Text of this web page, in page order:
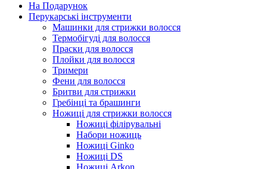
На Подарунок
Перукарські інструменти
Машинки для стрижки волосся
Термобігуді для волосся
Праски для волосся
Плойки для волосся
Тримери
Фени для волосся
Бритви для стрижки
Гребінці та брашинги
Ножиці для стрижки волосся
Ножиці філірувальні
Набори ножиць
Ножиці Ginko
Ножиці DS
Ножиці Arkon